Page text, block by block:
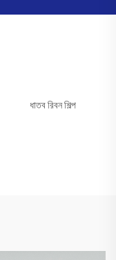
ধাতব রিবন শিল্প